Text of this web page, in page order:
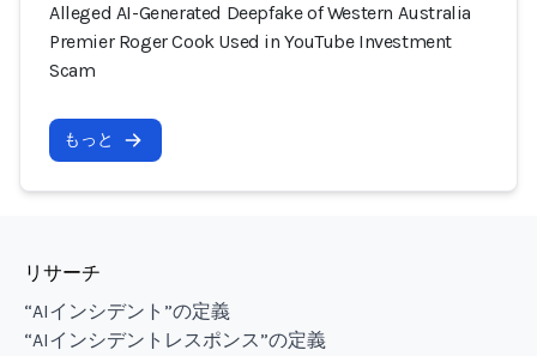
Alleged AI-Generated Deepfake of Western Australia
Premier Roger Cook Used in YouTube Investment
Scam
もっと
リサーチ
“AIインシデント”の定義
“AIインシデントレスポンス”の定義